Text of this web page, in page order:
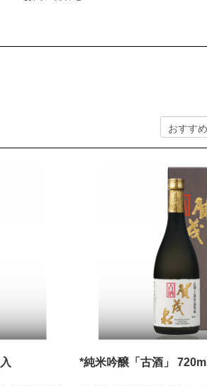
*純米吟醸「古酒」 720ml